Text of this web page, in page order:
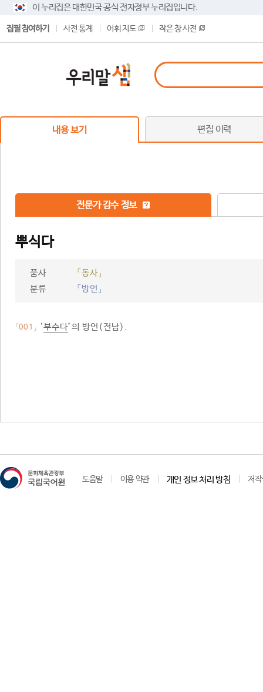
이 누리집은 대한민국 공식 전자정부 누리집입니다.
집필 참여하기 사전 통계 어휘 지도 작은 창 사전
내용 보기 편집 이력
전문가 감수 정보
뿌식다
품사
「동사」
분류
「방언」
「001」 ‘부수다’의 방언(전남).
도움말 이용 약관 개인 정보 처리 방침 저